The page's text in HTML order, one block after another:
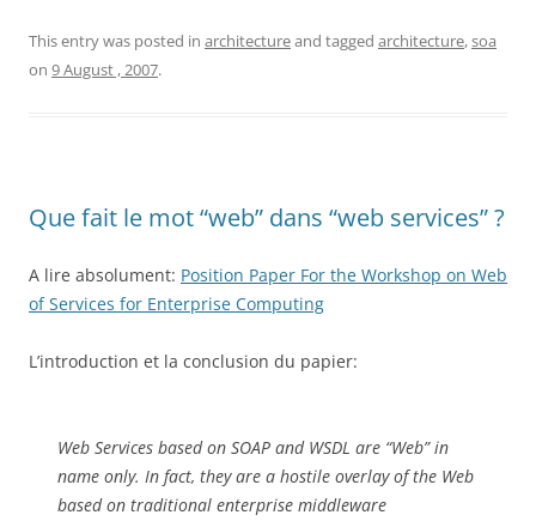
This entry was posted in architectureand tagged architecture,soa
on 9 August , 2007.
Que fait le mot “web” dans “web services” ?
A lire absolument: Position Paper For the Workshop on Web
of Services for Enterprise Computing
L’introduction et la conclusion du papier:
Web Services based on SOAP and WSDL are “Web” in
name only. In fact, they are a hostile overlay of the Web
based on traditional enterprise middleware